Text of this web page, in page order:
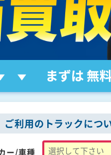
ご利用のトラックにつ
ー/車種